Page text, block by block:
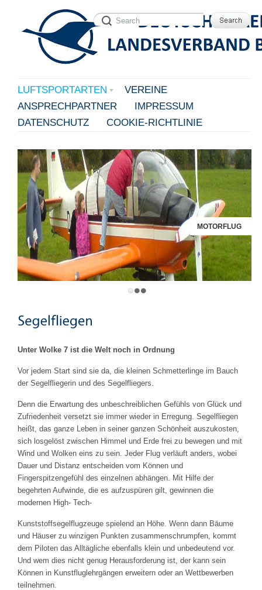
LUFTSPORTARTEN
VEREINE
ANSPRECHPARTNER
IMPRESSUM
DATENSCHUTZ
COOKIE-RICHTLINIE
MOTORFLUG
Unter Wolke 7 ist die Welt noch in Ordnung
Vor jedem Start sind sie da, die kleinen Schmetterlinge im Bauch
der Segelfliegerin und des Segelfliegers.
Denn die Erwartung des unbeschreiblichen Gefühls von Glück und
Zufriedenheit versetzt sie immer wieder in Erregung. Segelfliegen
heißt, das ganze Leben in seiner ganzen Schönheit auszukosten,
sich losgelöst zwischen Himmel und Erde frei zu bewegen und mit
Wind und Wolken eins zu sein. Jeder Flug verläuft anders, wobei
Dauer und Distanz entscheiden vom Können und
Fingerspitzengefühl des einzelnen abhängen. Mit Hilfe der
begehrten Aufwinde, die es aufzuspüren gilt, gewinnen die
modernen High- Tech-
Kunststoffsegelflugzeuge spielend an Höhe. Wenn dann Bäume
und Häuser zu winzigen Punkten zusammenschrumpfen, kommt
dem Piloten das Alltägliche ebenfalls klein und unbedeutend vor.
Und wem dies nicht genug Herausforderung ist, der kann sein
Können in Kunstfluglehrgängen erweitern oder an Wettbewerben
teilnehmen.